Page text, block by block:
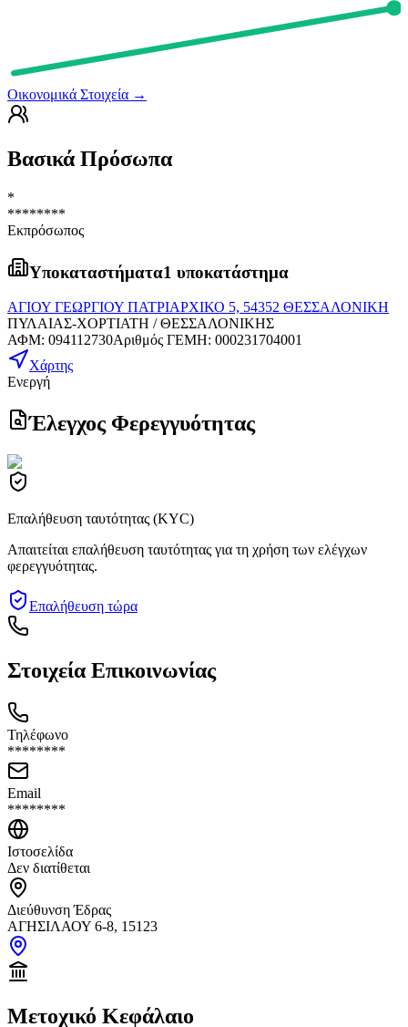
Οικονομικά Στοιχεία →
Βασικά Πρόσωπα
*
********
Εκπρόσωπος
Υποκαταστήματα1 υποκατάστημα
ΑΓΙΟΥ ΓΕΩΡΓΙΟΥ ΠΑΤΡΙΑΡΧΙΚΟ 5, 54352 ΘΕΣΣΑΛΟΝΙΚΗ
ΠΥΛΑΙΑΣ-ΧΟΡΤΙΑΤΗ / ΘΕΣΣΑΛΟΝΙΚΗΣ
ΑΦΜ: 094112730Αριθμός ΓΕΜΗ: 000231704001
Χάρτης
Ενεργή
Έλεγχος Φερεγγυότητας
Επαλήθευση ταυτότητας (KYC)
Απαιτείται επαλήθευση ταυτότητας για τη χρήση των ελέγχων
φερεγγυότητας.
Επαλήθευση τώρα
Στοιχεία Επικοινωνίας
Τηλέφωνο
********
Email
********
Ιστοσελίδα
Δεν διατίθεται
Διεύθυνση Έδρας
ΑΓΗΣΙΛΑΟΥ 6-8, 15123
Μετοχικό Κεφάλαιο